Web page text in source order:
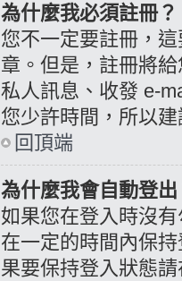
為什麼我必須註冊？
您不一定要註冊，
章。但是，註冊將
私人訊息、收發 e-
您少許時間，所以
回頂端
為什麼我會自動登出
如果您在登入時沒有
在一定的時間內保
果要保持登入狀態